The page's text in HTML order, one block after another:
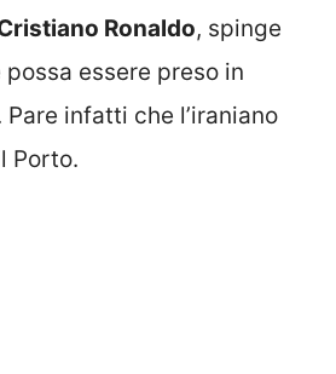
Ronaldo, spinge
possa essere preso in
infatti che l’iraniano
Porto.